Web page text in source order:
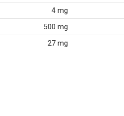
4 mg
500 mg
27 mg